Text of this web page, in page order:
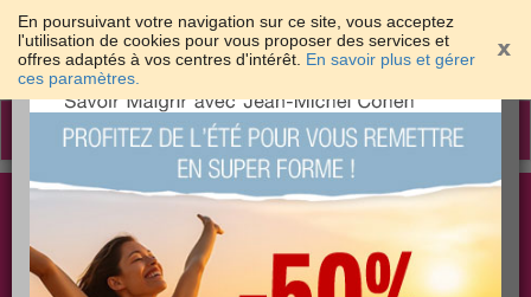
En poursuivant votre navigation sur ce site, vous acceptez
l'utilisation de cookies pour vous proposer des services et
offres adaptés à vos centres d'intérêt. En savoir plus et gérer
ces paramètres.
Toggle
Les meilleures solutions pour maigrir et être bien
dans sa peau
×